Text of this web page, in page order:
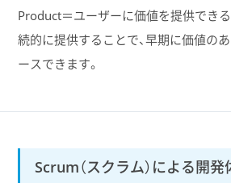
Product＝ユーザーに価値を提供できる
続的に提供することで、早期に価値の
ースできます。
Scrum（スクラム）による開発